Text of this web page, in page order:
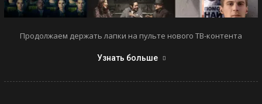
Продолжаем держать лапки на пульте нового ТВ-контента
Узнать больше